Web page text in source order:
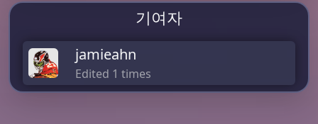
기여자
jamieahn
Edited 1 times